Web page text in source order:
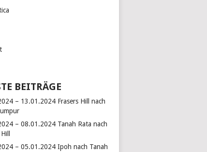
BEITRÄGE
– 13.01.2024 Frasers Hill nach
– 08.01.2024 Tanah Rata nach
– 05.01.2024 Ipoh nach Tanah